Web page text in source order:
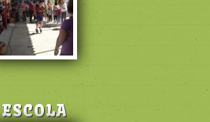
ESCOLA